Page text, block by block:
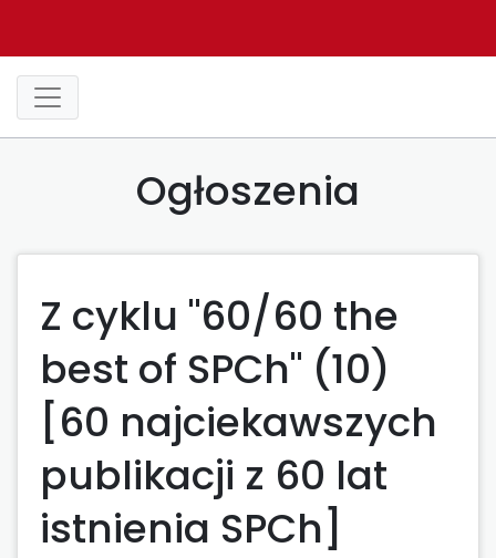
Ogłoszenia
Z cyklu "60/60 the
best of SPCh" (10)
[60 najciekawszych
publikacji z 60 lat
istnienia SPCh]